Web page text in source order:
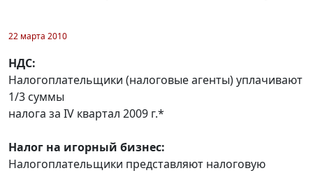
22 марта 2010
НДС:
Налогоплательщики (налоговые агенты) уплачивают
1/3 суммы
налога за IV квартал 2009 г.*
Налог на игорный бизнес:
Налогоплательщики представляют налоговую